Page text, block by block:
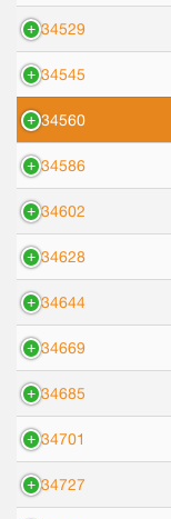
534529
534545
534560
534586
534602
534628
534644
534669
534685
534701
534727